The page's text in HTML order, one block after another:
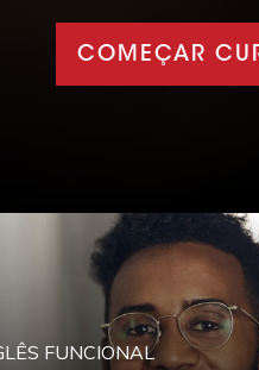
COMEÇAR
FUNCIONAL